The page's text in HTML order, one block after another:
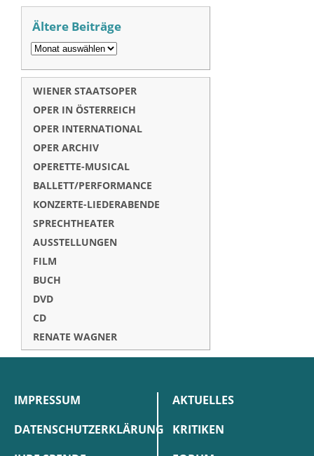
Ältere Beiträge
WIENER STAATSOPER
OPER IN ÖSTERREICH
OPER INTERNATIONAL
OPER ARCHIV
OPERETTE-MUSICAL
BALLETT/PERFORMANCE
KONZERTE-LIEDERABENDE
SPRECHTHEATER
AUSSTELLUNGEN
FILM
BUCH
DVD
CD
RENATE WAGNER
IMPRESSUM
DATENSCHUTZERKLÄRUNG
AKTUELLES
KRITIKEN